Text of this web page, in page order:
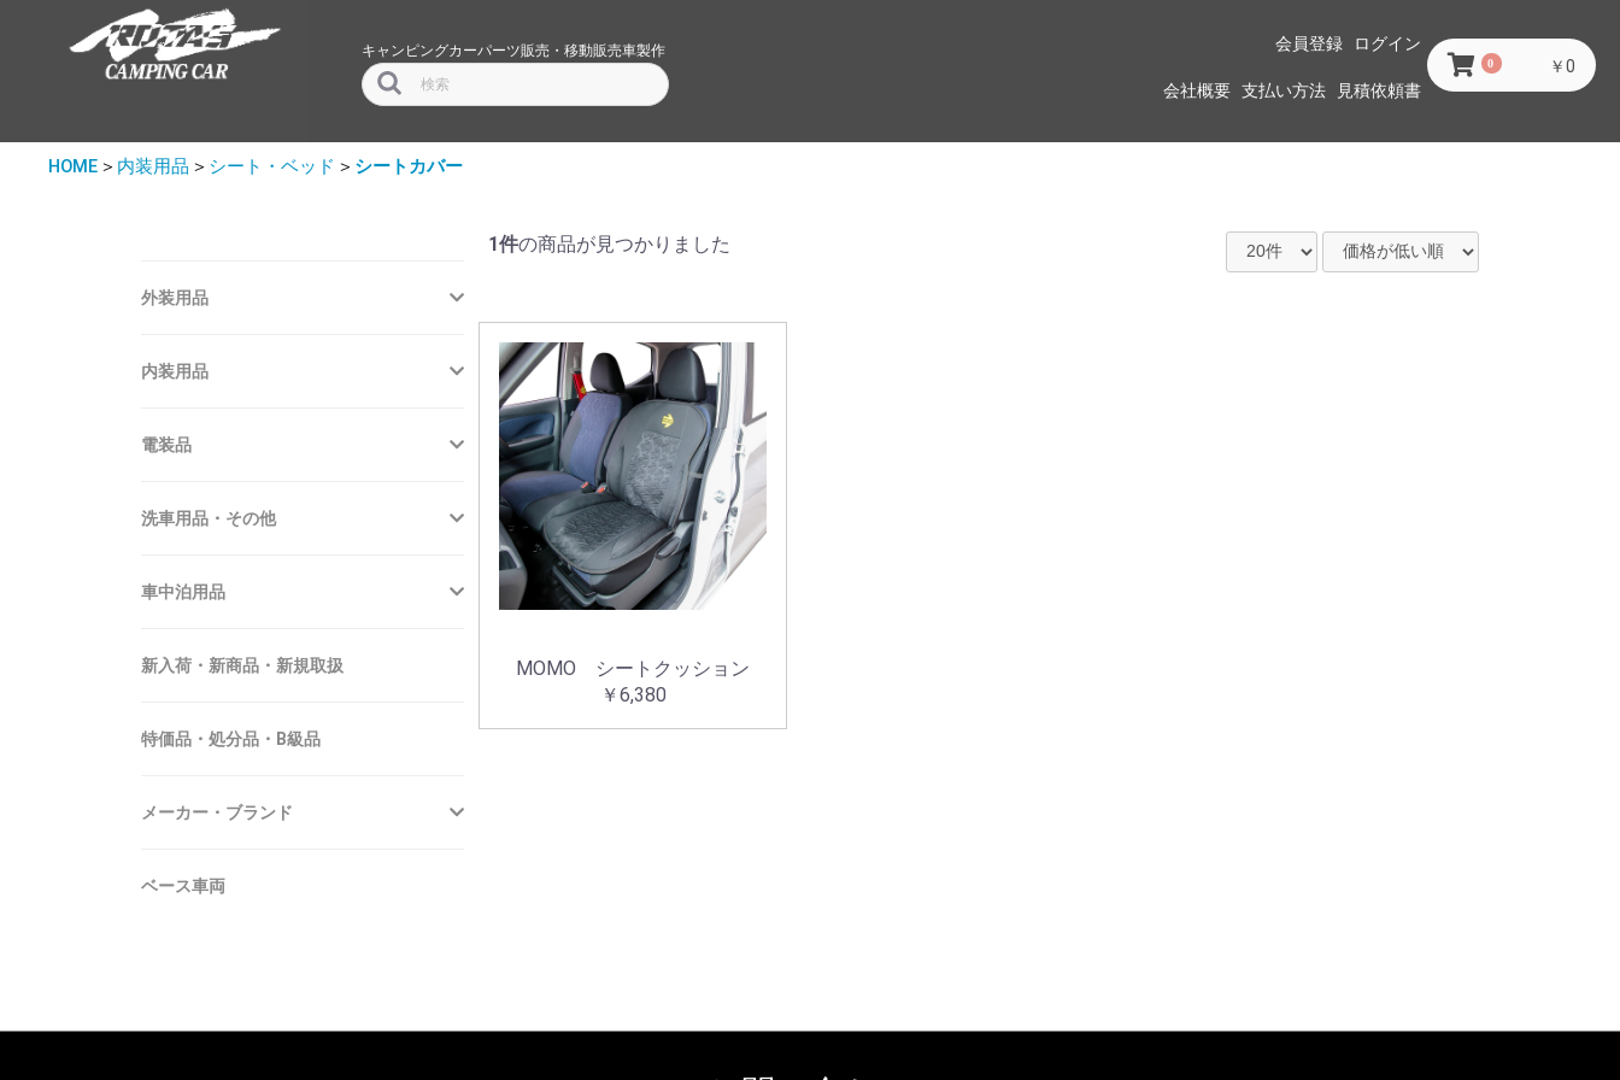
キャンピングカーパーツ販売・移動販売車製作 会員登録 ログイン
会社概要 支払い方法 見積依頼書
0 ￥0
HOME ＞ 内装用品 ＞ シート・ベッド ＞ シートカバー
外装用品
内装用品
電装品
洗車用品・その他
車中泊用品
新入荷・新商品・新規取扱
特価品・処分品・B級品
メーカー・ブランド
ベース車両
1件の商品が見つかりました
MOMO シートクッション
￥6,380